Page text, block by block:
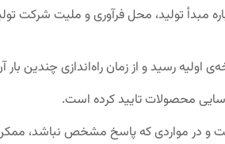
مبدأ تولید، محل فرآوری و ملیت شرکت
محصولات تایید کرده است.
و در مواردی که پاسخ مشخص نباشد،